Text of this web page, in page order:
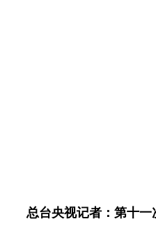
总台央视记者：第十